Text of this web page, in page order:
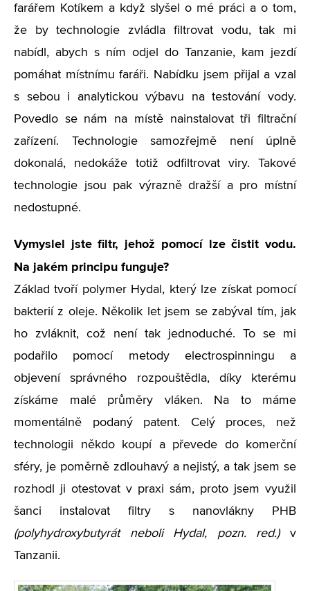
farářem Kotíkem a když slyšel o mé práci a o tom,
že by technologie zvládla filtrovat vodu, tak mi
nabídl, abych s ním odjel do Tanzanie, kam jezdí
pomáhat místnímu faráři. Nabídku jsem přijal a vzal
s sebou i analytickou výbavu na testování vody.
Povedlo se nám na místě nainstalovat tři filtrační
zařízení. Technologie samozřejmě není úplně
dokonalá, nedokáže totiž odfiltrovat viry. Takové
technologie jsou pak výrazně dražší a pro místní
nedostupné.
Vymyslel jste filtr, jehož pomocí lze čistit vodu.
Na jakém principu funguje?
Základ tvoří polymer Hydal, který lze získat pomocí
bakterií z oleje. Několik let jsem se zabýval tím, jak
ho zvláknit, což není tak jednoduché. To se mi
podařilo pomocí metody electrospinningu a
objevení správného rozpouštědla, díky kterému
získáme malé průměry vláken. Na to máme
momentálně podaný patent. Celý proces, než
technologii někdo koupí a převede do komerční
sféry, je poměrně zdlouhavý a nejistý, a tak jsem se
rozhodl ji otestovat v praxi sám, proto jsem využil
šanci instalovat filtry s nanovlákny PHB
(polyhydroxybutyrát neboli Hydal, pozn. red.)v
Tanzanii.